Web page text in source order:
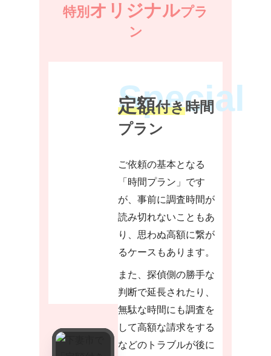
特別 オリジナルプラ
ン
定額付き時間
プラン
ご依頼の基本となる
「時間プラン」です
が、事前に調査時間が
読み切れないこともあ
り、思わぬ高額に繋が
るケースもあります。
また、探偵側の勝手な
判断で延長されたり、
無駄な時間にも調査を
して高額な請求をする
などのトラブルが後に